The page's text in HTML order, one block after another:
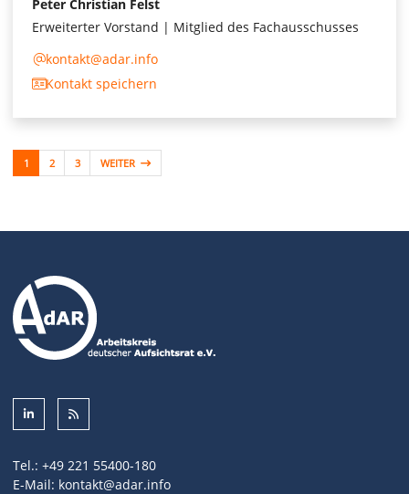
Peter Christian Felst
Erweiterter Vorstand | Mitglied des Fachausschusses
kontakt@adar.info
Kontakt speichern
1 2 3 WEITER
Tel.: +49 221 55400-180
E-Mail: kontakt@adar.info